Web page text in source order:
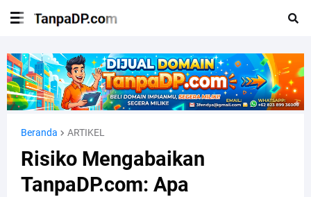
Beranda ARTIKEL
Risiko Mengabaikan
TanpaDP.com: Apa